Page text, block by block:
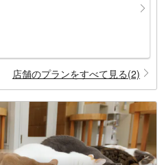
店舗のプランをすべて見る(2)